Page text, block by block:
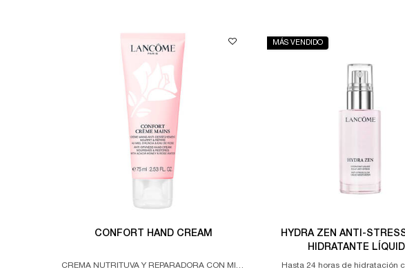
CONFORT HAND CREAM
CREMA NUTRITUVA Y REPARADORA CON MIEL
MÁS VENDIDO
HYDRA ZEN ANTI-
HIDRATANTE
Hasta 24 horas de hidratación